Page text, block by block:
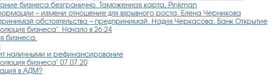
бизнеса безгранично. Таможенная карта, Pinkman
– измени отношение для взрывного роста. Елена Черникова
обстоятельства – предпринимай. Надия Черкасова, Банк Открытие
бизнеса". Начало в 26:24
бизнеса.
наличными и рефинансирование
бизнеса" 07.07.20
в АДМ?